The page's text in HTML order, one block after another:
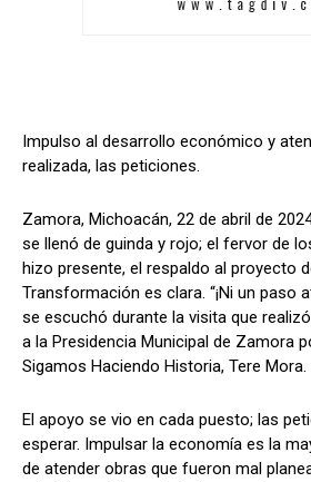
Impulso al desarrollo económico y
realizada, las peticiones.
Zamora, Michoacán, 22 de abril de
se llenó de guinda y rojo; el fervor de
hizo presente, el respaldo al proyecto
Transformación es clara. “¡Ni un paso
se escuchó durante la visita que
a la Presidencia Municipal de Zamora
Sigamos Haciendo Historia, Tere Mora.
El apoyo se vio en cada puesto; las
esperar. Impulsar la economía es la
de atender obras que fueron mal